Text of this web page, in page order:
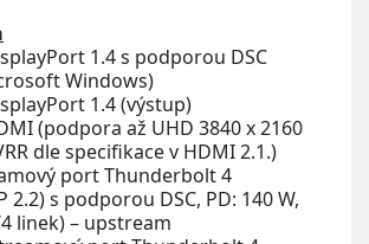
1.4 s podporou DSC
Windows)
1.4 (výstup)
(podpora až UHD 3840 x 2160
dle specifikace v HDMI 2.1.)
port Thunderbolt 4
2.2) s podporou DSC, PD: 140 W,
linek) – upstream